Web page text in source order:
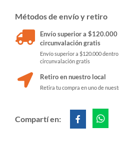
Métodos de envío y retiro
Envío superior a
circunvalación gratis
Envío superior a $120.000
circunvalación gratis
Retiro en nuestro local
Retira tu compra en uno de
Compartí en: